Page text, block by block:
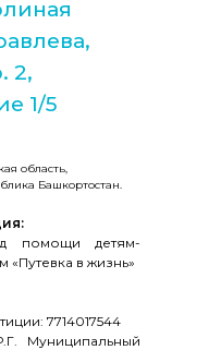
помощи детям-
«Путевка в жизнь»
7714017544
Муниципальный
2,
1/5
область,
Башкортостан.